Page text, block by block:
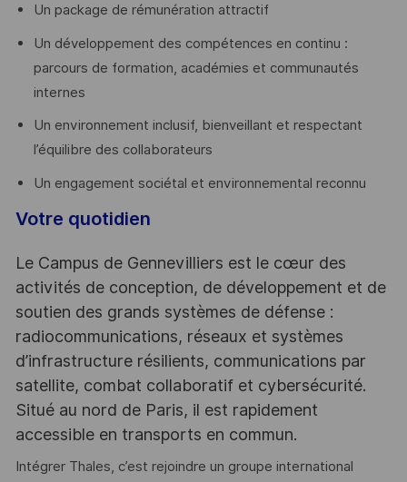
Un package de rémunération attractif
Un développement des compétences en continu :
parcours de formation, académies et communautés
internes
Un environnement inclusif, bienveillant et respectant
l’équilibre des collaborateurs
Un engagement sociétal et environnemental reconnu
Votre quotidien
Le Campus de Gennevilliers est le cœur des
activités de conception, de développement et de
soutien des grands systèmes de défense :
radiocommunications, réseaux et systèmes
d’infrastructure résilients, communications par
satellite, combat collaboratif et cybersécurité.
Situé au nord de Paris, il est rapidement
accessible en transports en commun.
Intégrer Thales, c’est rejoindre un groupe international